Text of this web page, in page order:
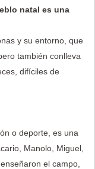
natal es una
y su entorno, que
también conlleva
difíciles de
o deporte, es una
Manolo, Miguel,
el campo,